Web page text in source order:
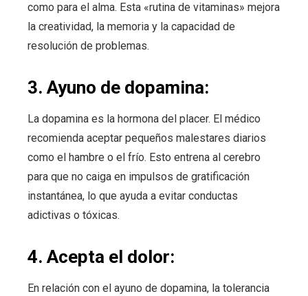
como para el alma. Esta «rutina de vitaminas» mejora
la creatividad, la memoria y la capacidad de
resolución de problemas.
3. Ayuno de dopamina:
La dopamina es la hormona del placer. El médico
recomienda aceptar pequeños malestares diarios
como el hambre o el frío. Esto entrena al cerebro
para que no caiga en impulsos de gratificación
instantánea, lo que ayuda a evitar conductas
adictivas o tóxicas.
4. Acepta el dolor:
En relación con el ayuno de dopamina, la tolerancia